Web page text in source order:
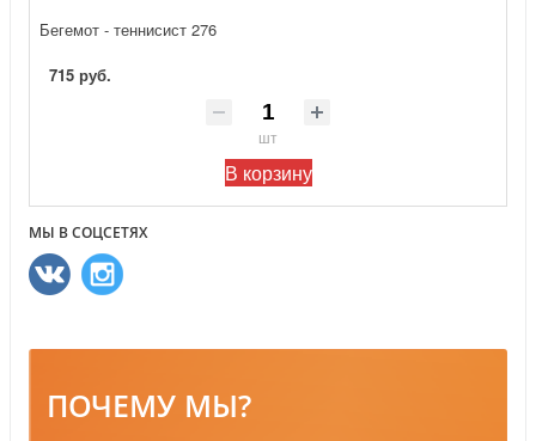
Бегемот - теннисист 276
715 руб.
шт
В корзину
МЫ В СОЦСЕТЯХ
ПОЧЕМУ МЫ?